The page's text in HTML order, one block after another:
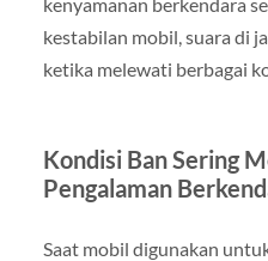
kestabilan mobil, suara di
ketika melewati berbagai
Kondisi Ban Sering
Pengalaman
Saat mobil digunakan